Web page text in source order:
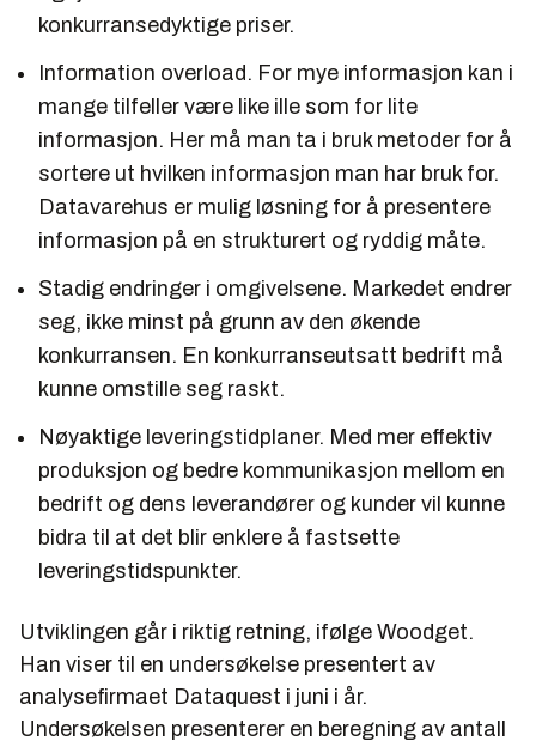
konkurransedyktige priser.
Information overload. For mye informasjon kan i
mange tilfeller være like ille som for lite
informasjon. Her må man ta i bruk metoder for å
sortere ut hvilken informasjon man har bruk for.
Datavarehus er mulig løsning for å presentere
informasjon på en strukturert og ryddig måte.
Stadig endringer i omgivelsene. Markedet endrer
seg, ikke minst på grunn av den økende
konkurransen. En konkurranseutsatt bedrift må
kunne omstille seg raskt.
Nøyaktige leveringstidplaner. Med mer effektiv
produksjon og bedre kommunikasjon mellom en
bedrift og dens leverandører og kunder vil kunne
bidra til at det blir enklere å fastsette
leveringstidspunkter.
Utviklingen går i riktig retning, ifølge Woodget.
Han viser til en undersøkelse presentert av
analysefirmaet Dataquest i juni i år.
Undersøkelsen presenterer en beregning av antall